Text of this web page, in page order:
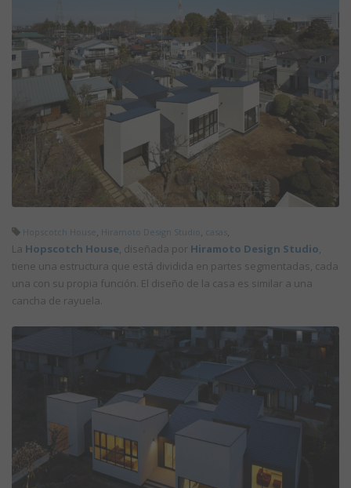
Hopscotch House, Hiramoto Design Studio, casas,
La Hopscotch House, diseñada por Hiramoto Design Studio,
tiene una estructura que está dividida en partes segmentadas, cada
una con su propia función. El diseño de la casa es similar a una
cancha de rayuela.